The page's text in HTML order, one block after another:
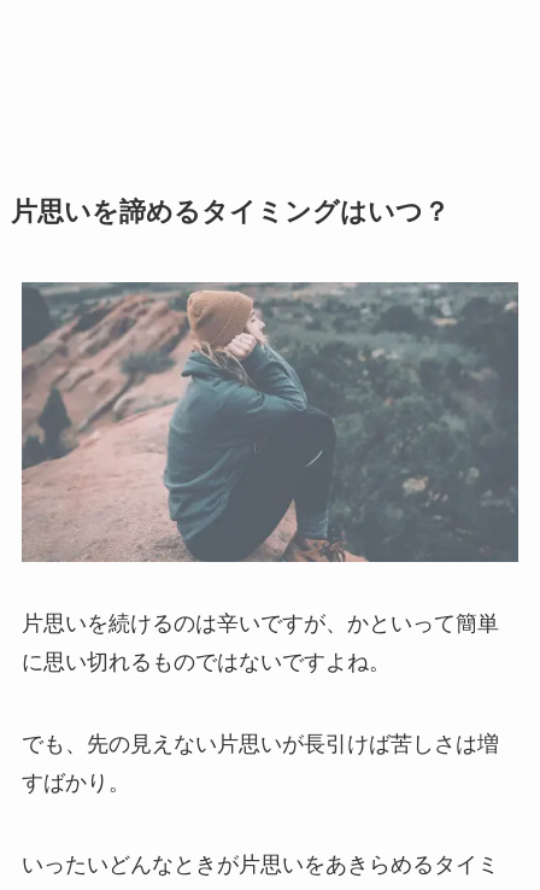
片思いを諦めるタイミングはいつ？
片思いを続けるのは辛いですが、かといって簡単
に思い切れるものではないですよね。
でも、先の見えない片思いが長引けば苦しさは増
すばかり。
いったいどんなときが片思いをあきらめるタイミ